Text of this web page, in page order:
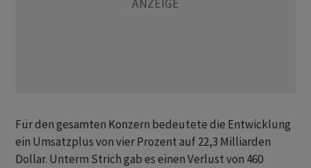
Für den gesamten Konzern bedeutete die Entwicklung
ein Umsatzplus von vier Prozent auf 22,3 Milliarden
Dollar. Unterm Strich gab es einen Verlust von 460